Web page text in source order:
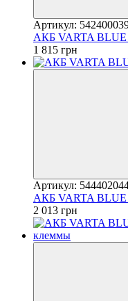
Артикул:
АКБ VARTA BLUE
1 815 грн
Артикул:
АКБ VARTA BLUE
2 013 грн